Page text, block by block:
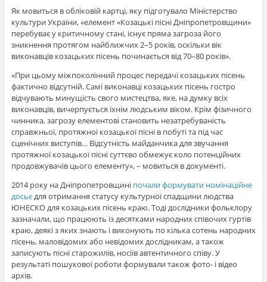
Як мовиться в обліковій картці, яку підготувало Міністерство
культури України, «елемент «Козацькі пісні Дніпропетровщини»
перебуває у критичному стані, існує пряма загроза його
зникнення протягом найближчих 2–5 років, оскільки вік
виконавців козацьких пісень починається від 70–80 років».
«При цьому міжпоколінний процес передачі козацьких пісень
фактично відсутній. Самі виконавці козацьких пісень гостро
відчувають минущість свого мистецтва, яке, на думку всіх
виконавців, вичерпується їхнім людським віком. Крім фізичного
чинника, загрозу елементові становить незатребуваність
справжньої, протяжної козацької пісні в побуті та під час
сценічних виступів… Відсутність майданчика для звучання
протяжної козацької пісні суттєво обмежує коло потенційних
продовжувачів цього елементу», – мовиться в документі.
2014 року на Дніпропетровщині почали формувати номінаційне
досьєдля отримання статусу культурної спадщини людства
ЮНЕСКО для козацьких пісень краю. Тоді дослідники фольклору
зазначали, що працюють із десятками народних співочих гуртів
краю, деякі з яких знають і виконують по кілька сотень народних
пісень, маловідомих або невідомих дослідникам, а також
записують пісні старожилів, носіїв автентичного співу. У
результаті пошукової роботи формували також фото- і відео
архів.